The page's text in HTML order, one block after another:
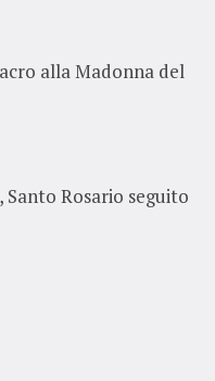
alla Madonna del
Santo Rosario seguito